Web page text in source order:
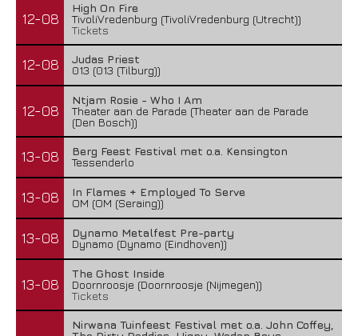
12-08
High On Fire
TivoliVredenburg (TivoliVredenburg (Utrecht))
Tickets
12-08
Judas Priest
013 (013 (Tilburg))
12-08
Ntjam Rosie - Who I Am
Theater aan de Parade (Theater aan de Parade
(Den Bosch))
13-08
Berg Feest Festival met o.a. Kensington
Tessenderlo
13-08
In Flames + Employed To Serve
OM (OM (Seraing))
13-08
Dynamo Metalfest Pre-party
Dynamo (Dynamo (Eindhoven))
13-08
The Ghost Inside
Doornroosje (Doornroosje (Nijmegen))
Tickets
Nirwana Tuinfeest Festival met o.a. John Coffey,